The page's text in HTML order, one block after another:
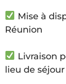
Mise à
Réunion
Livraison
lieu de séjour